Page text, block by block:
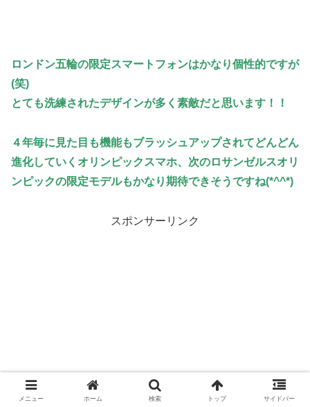
ロンドン五輪の限定スマートフォンはかなり個性的ですが
(笑)
とても洗練されたデザインが多く素敵だと思います！！
４年毎に見た目も機能もブラッシュアップされてどんどん
進化していくオリンピックスマホ、次のロサンゼルスオリ
ンピックの限定モデルもかなり期待できそうですね(*^^*)
スポンサーリンク
メニュー ホーム 検索 トップ サイドバー